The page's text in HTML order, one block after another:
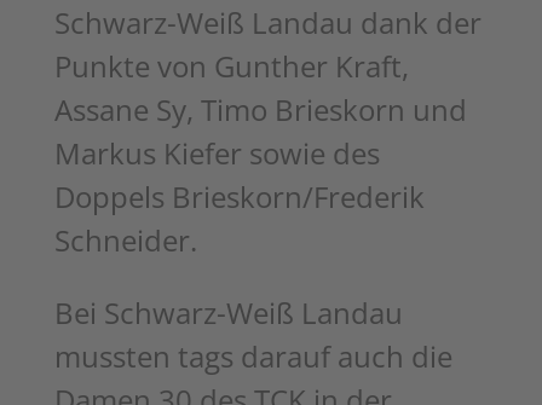
Schwarz-Weiß Landau dank der
Punkte von Gunther Kraft,
Assane Sy, Timo Brieskorn und
Markus Kiefer sowie des
Doppels Brieskorn/Frederik
Schneider.
Bei Schwarz-Weiß Landau
mussten tags darauf auch die